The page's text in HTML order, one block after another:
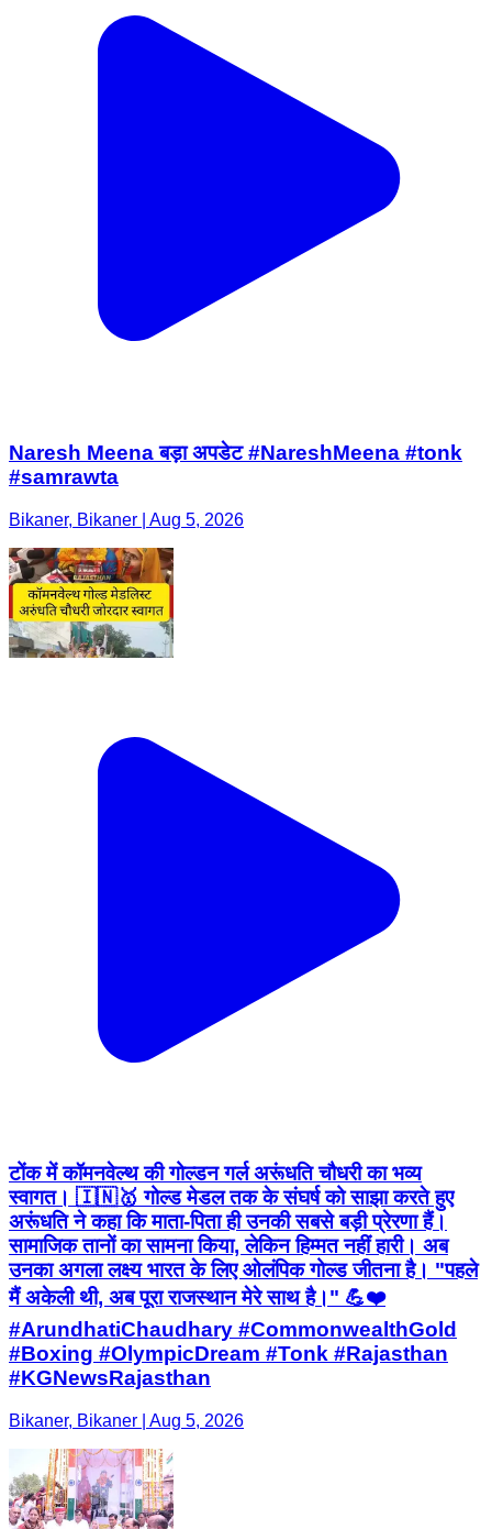
Naresh Meena बड़ा अपडेट #NareshMeena #tonk
#samrawta
Bikaner, Bikaner | Aug 5, 2026
टोंक में कॉमनवेल्थ की गोल्डन गर्ल अरूंधति चौधरी का भव्य
स्वागत। 🇮🇳🥇 गोल्ड मेडल तक के संघर्ष को साझा करते हुए
अरूंधति ने कहा कि माता-पिता ही उनकी सबसे बड़ी प्रेरणा हैं।
सामाजिक तानों का सामना किया, लेकिन हिम्मत नहीं हारी। अब
उनका अगला लक्ष्य भारत के लिए ओलंपिक गोल्ड जीतना है। "पहले
मैं अकेली थी, अब पूरा राजस्थान मेरे साथ है।" 💪❤️
#ArundhatiChaudhary #CommonwealthGold
#Boxing #OlympicDream #Tonk #Rajasthan
#KGNewsRajasthan
Bikaner, Bikaner | Aug 5, 2026